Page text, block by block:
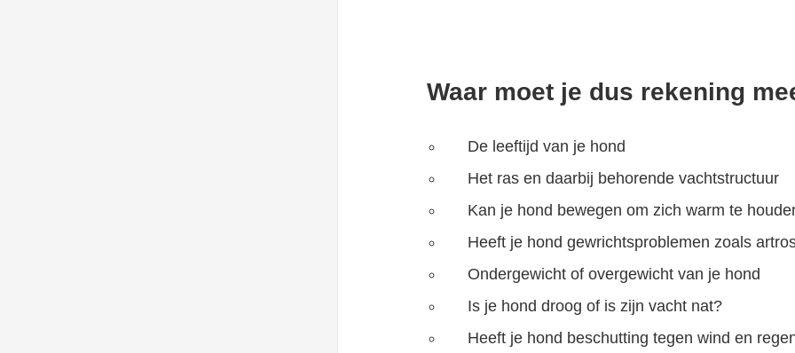
Waar moet je dus rekening
De leeftijd van je hond
Het ras en daarbij behorende vachtstructuur
Kan je hond bewegen om zich warm te
Heeft je hond gewrichtsproblemen zoals
Ondergewicht of overgewicht van je hond
Is je hond droog of is zijn vacht nat?
Heeft je hond beschutting tegen wind en